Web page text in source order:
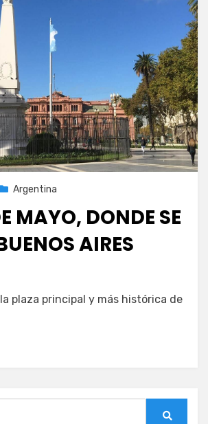
Argentina
MAYO, DONDE SE
AIRES
plaza principal y más histórica de